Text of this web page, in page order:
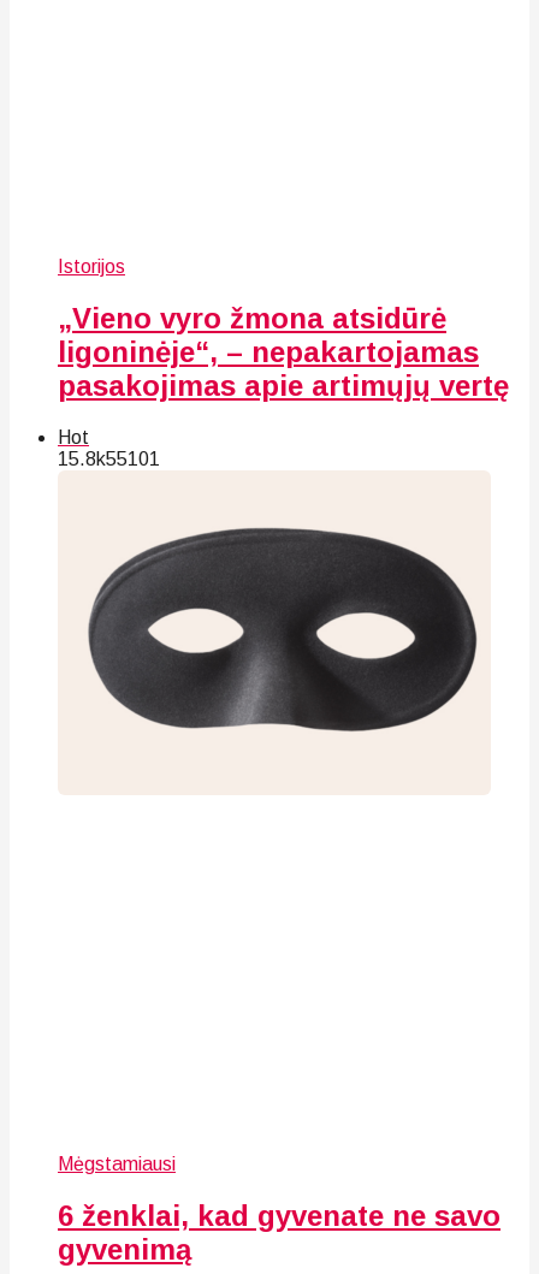
Istorijos
„Vieno vyro žmona atsidūrė
ligoninėje“, – nepakartojamas
pasakojimas apie artimųjų vertę
Hot
15.8k55101
Mėgstamiausi
6 ženklai, kad gyvenate ne savo
gyvenimą